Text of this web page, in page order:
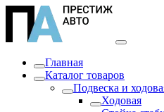
Главная
Каталог товаров
Подвеска и
Ходовая